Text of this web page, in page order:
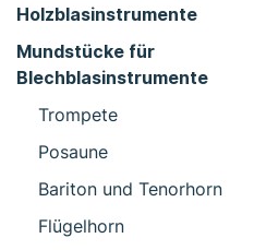
Holzblasinstrumente
Mundstücke für
Blechblasinstrumente
Trompete
Posaune
Bariton und Tenorhorn
Flügelhorn